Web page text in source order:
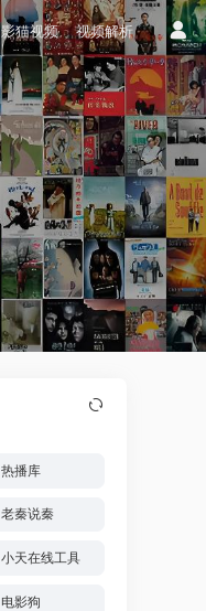
影猫视频 视频解析
热播库
老秦说秦
小天在线工具
电影狗